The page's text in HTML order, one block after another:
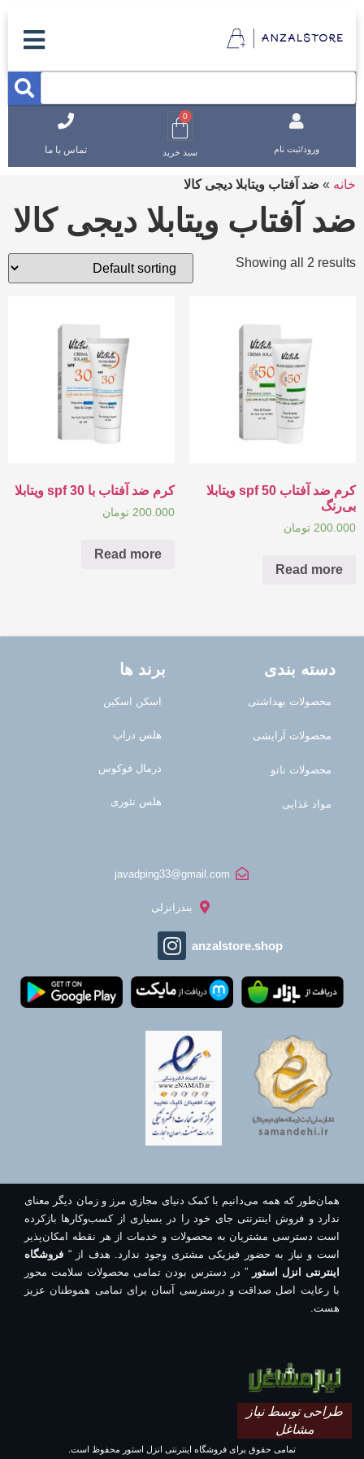
ورود/ثبت نام
0
سبد خرید تماس با ما
خانه » ضد آفتاب ویتابلا دیجی کالا
ضد آفتاب ویتابلا دیجی کالا
Showing all 2 results
کرم ضد آفتاب spf 50 ویتابلا
بی‌رنگ
200.000 تومان
Read more
کرم ضد آفتاب با spf 30 ویتابلا
200.000 تومان
Read more
دسته بندی
محصولات بهداشتی
محصولات آرایشی
محصولات نانو
مواد غذایی
برند ها
اسکن اسکین
هلس دراپ
درمال فوکوس
هلس تئوری
javadping33@gmail.com
بندرانزلی
anzalstore.shop
همان‌طور که همه می‌دانیم با کمک دنیای مجازی مرز و زمان دیگر معنای
ندارد و فروش اینترنتی جای خود را در بسیاری از کسب‌وکارها بازکرده
است دسترسی مشتریان به محصولات و خدمات از هر نقطه امکان‌پذیر
است و نیاز به حضور فیزیکی مشتری وجود ندارد. هدف از “ فروشگاه
اینترنتی انزل استور ” در دسترس بودن تمامی محصولات سلامت محور
با رعایت اصل صداقت و درسترسی آسان برای تمامی هموطنان عزیز
هست.
طراحی توسط نیاز
مشاغل
تمامی حقوق برای فروشگاه اینترنتی انزل استور محفوظ است.